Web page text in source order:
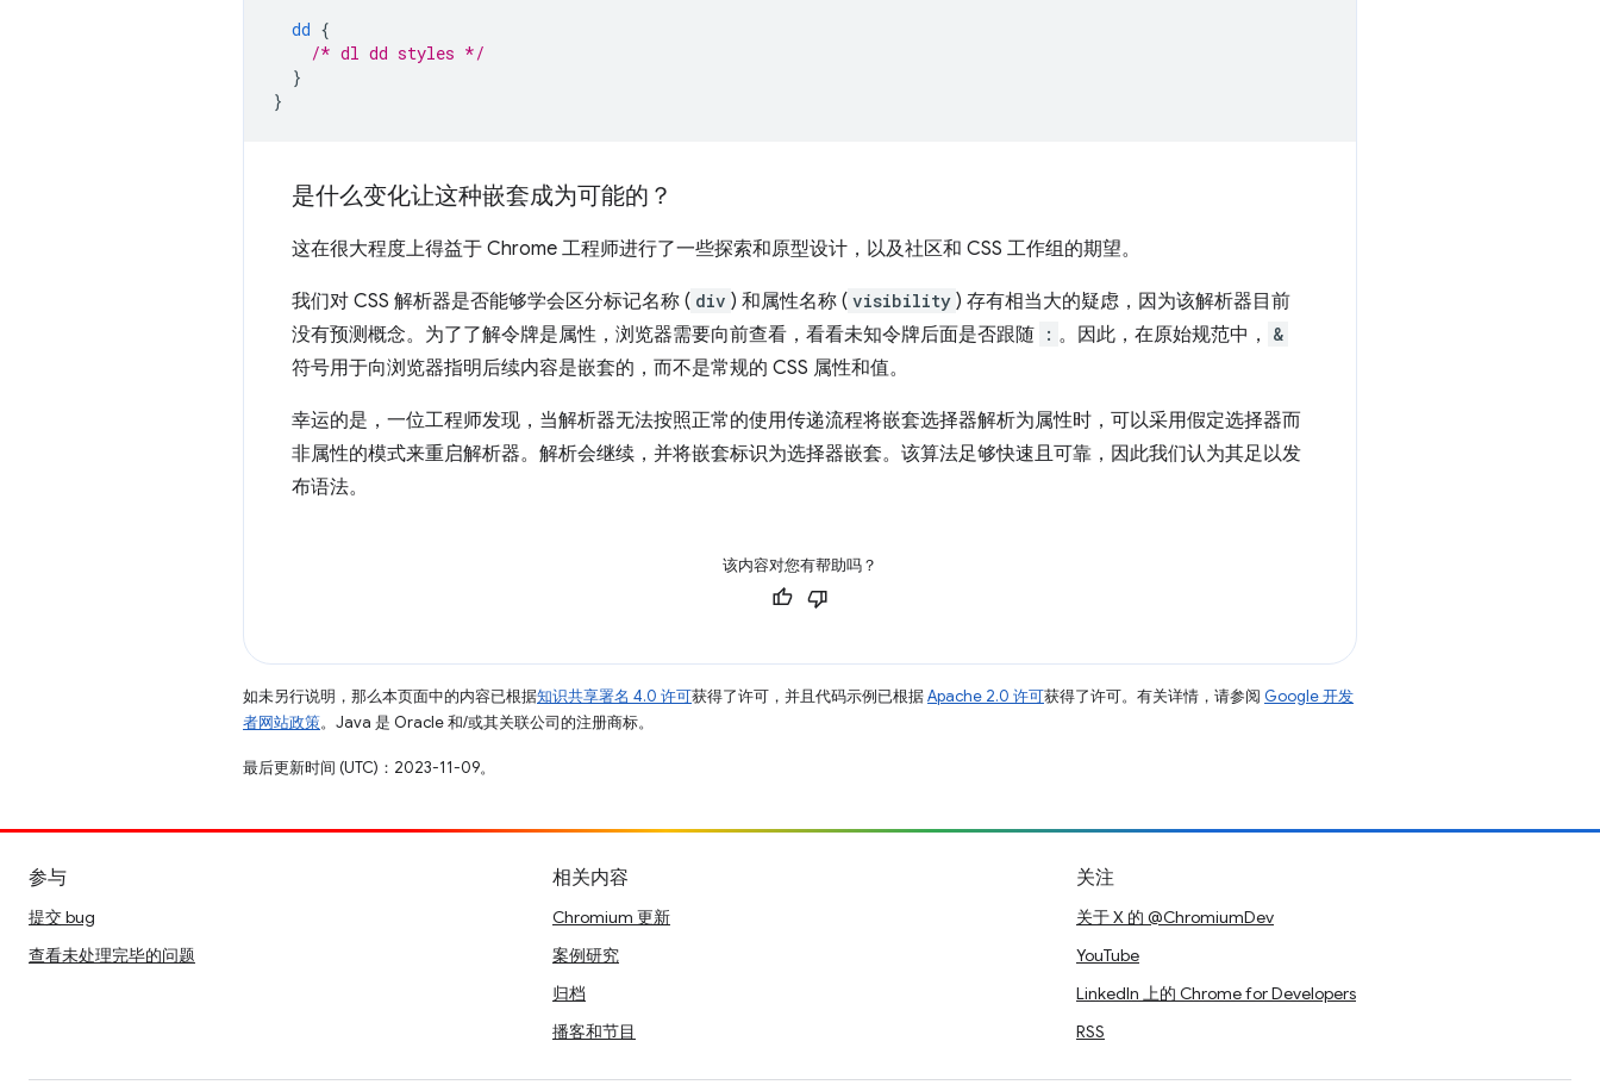
dd {
/* dl dd styles */
}
}
是什么变化让这种嵌套成为可能的？
这在很大程度上得益于 Chrome 工程师进行了一些探索和原型设计，以及社区和 CSS 工作组的期望。
我们对 CSS 解析器是否能够学会区分标记名称 ( div ) 和属性名称 ( visibility ) 存有相当大的疑虑，因为该解析器目前
没有预测概念。为了了解令牌是属性，浏览器需要向前查看，看看未知令牌后面是否跟随 : 。因此，在原始规范中， &
符号用于向浏览器指明后续内容是嵌套的，而不是常规的 CSS 属性和值。
幸运的是，一位工程师发现，当解析器无法按照正常的使用传递流程将嵌套选择器解析为属性时，可以采用假定选择器而
非属性的模式来重启解析器。解析会继续，并将嵌套标识为选择器嵌套。该算法足够快速且可靠，因此我们认为其足以发
布语法。
该内容对您有帮助吗？
如未另行说明，那么本页面中的内容已根据知识共享署名 4.0 许可获得了许可，并且代码示例已根据Apache 2.0 许可获得了许可。有关详情，请参阅 Google 开发
者网站政策。Java 是 Oracle 和/或其关联公司的注册商标。
最后更新时间 (UTC)：2023-11-09。
参与
提交 bug
查看未处理完毕的问题
相关内容
Chromium 更新
案例研究
归档
播客和节目
关注
关于 X 的 @ChromiumDev
YouTube
LinkedIn 上的 Chrome for Developers
RSS